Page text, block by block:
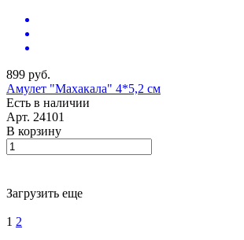
899 руб.
Амулет "Махакала" 4*5,2 см
Есть в наличии
Арт. 24101
В корзину
Загрузить еще
1 2